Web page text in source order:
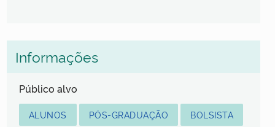
Informações
Público alvo
ALUNOS PÓS-GRADUAÇÃO BOLSISTA